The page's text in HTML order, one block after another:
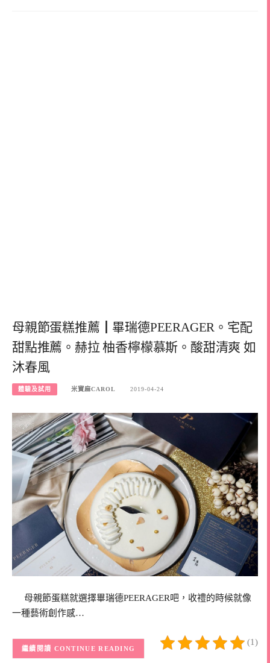
母親節蛋糕推薦┃畢瑞德PEERAGER。宅配
甜點推薦。赫拉 柚香檸檬慕斯。酸甜清爽 如
沐春風
體驗及試用 米寶麻CAROL 2019-04-24
母親節蛋糕就選擇畢瑞德PEERAGER吧，收禮的時候就像
一種藝術創作感…
(1)
CONTINUE READING